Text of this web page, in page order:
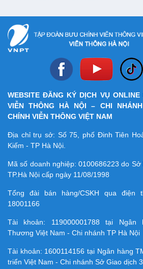
WEBSITE ĐĂNG KÝ DỊCH VỤ
VIỄN THÔNG HÀ NỘI – CHI
CHÍNH VIỄN THÔNG VIỆT NAM
Địa chỉ trụ sở: Số 75, phố Đinh Tiên
Kiếm - TP Hà Nội.
Mã số doanh nghiệp:0100686223 do Sở
TP.Hà Nội cấp ngày 11/08/1998
Tổng đài bán hàng/CSKH qua điện
18001166
Tài khoản: 119000001788 tại Ngân
Thương Việt Nam - Chi nhánh TP Hà Nội
Tài khoản: 1600114156 tại Ngân hàng
triển Việt Nam - Chi nhánh Sở Giao dịch 3